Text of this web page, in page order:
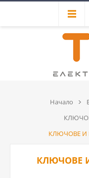
Начало
КЛЮЧОВЕ И
КЛЮЧОВЕ